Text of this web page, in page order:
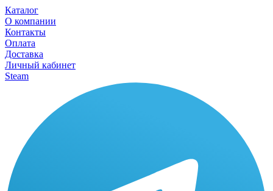
Каталог
О компании
Контакты
Оплата
Доставка
Личный кабинет
Steam